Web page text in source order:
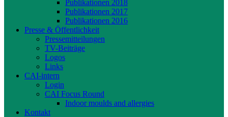
Publikationen 2018
Publikationen 2017
Publikationen 2016
Presse & Öffentlichkeit
Pressemitteilungen
TV-Beiträge
Logos
Links
CAI-intern
Login
CAI Focus Round
Indoor moulds and allergies
Kontakt